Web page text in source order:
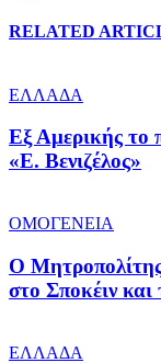
RELATED
ΕΛΛΑΔΑ
Εξ Αμερικής το
«Ε. Βενιζέλος»
ΟΜΟΓΕΝΕΙΑ
Ο
στο Σποκέιν
ΕΛΛΑΔΑ